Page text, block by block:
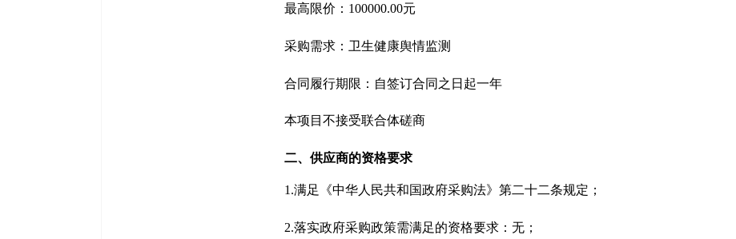
最高限价： 100000.00元
采购需求： 卫生健康舆情监测
合同履行期限： 自签订合同之日起一年
本项目不接受联合体磋商
二、 供应商的资格要求
1.满足《中华人民共和国政府采购法》第二十二条规定；
2.落实政府采购政策需满足的资格要求：无；